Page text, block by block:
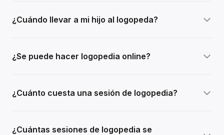
¿Cuándo llevar a mi hijo al logopeda?
¿Se puede hacer logopedia online?
¿Cuánto cuesta una sesión de logopedia?
¿Cuántas sesiones de logopedia se